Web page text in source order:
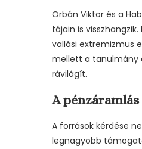
Orbán Viktor és a
tájain is
vallási extremizmus
mellett a tanulmány
rávilágít.
A
A források kérdése
legnagyobb